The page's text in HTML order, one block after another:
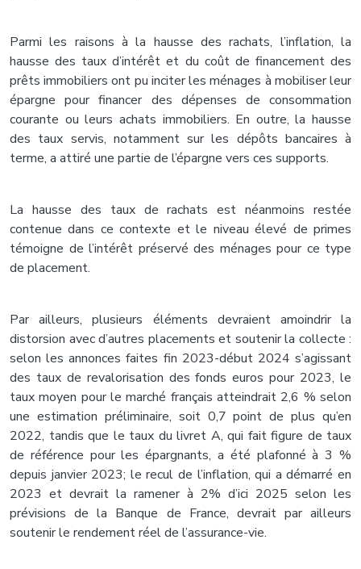
Parmi les raisons à la hausse des rachats, l’inflation, la
hausse des taux d’intérêt et du coût de financement des
prêts immobiliers ont pu inciter les ménages à mobiliser leur
épargne pour financer des dépenses de consommation
courante ou leurs achats immobiliers. En outre, la hausse
des taux servis, notamment sur les dépôts bancaires à
terme, a attiré une partie de l’épargne vers ces supports.
La hausse des taux de rachats est néanmoins restée
contenue dans ce contexte et le niveau élevé de primes
témoigne de l’intérêt préservé des ménages pour ce type
de placement.
Par ailleurs, plusieurs éléments devraient amoindrir la
distorsion avec d’autres placements et soutenir la collecte :
selon les annonces faites fin 2023-début 2024 s’agissant
des taux de revalorisation des fonds euros pour 2023, le
taux moyen pour le marché français atteindrait 2,6 % selon
une estimation préliminaire, soit 0,7 point de plus qu’en
2022, tandis que le taux du livret A, qui fait figure de taux
de référence pour les épargnants, a été plafonné à 3 %
depuis janvier 2023; le recul de l’inflation, qui a démarré en
2023 et devrait la ramener à 2% d’ici 2025 selon les
prévisions de la Banque de France, devrait par ailleurs
soutenir le rendement réel de l’assurance-vie.